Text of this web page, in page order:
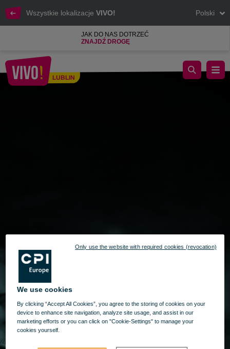
Wszystkie lokalizacje VIVO! Polski
JAK DO NAS DOTRZEĆ
ZNAJDŹ DROGĘ
LUBLIN
Legenda polskiego bluesa zagra na dachu VIVO! Lublin.
We use cookies
By clicking “Accept All Cookies”, you agree to the storing of cookies on your
device to enhance site navigation, analyze site usage, and assist in our
marketing efforts or you can click on "Cookie-Settings" to manage your
cookies yourself.
Only use the website with required cookies (revocation)